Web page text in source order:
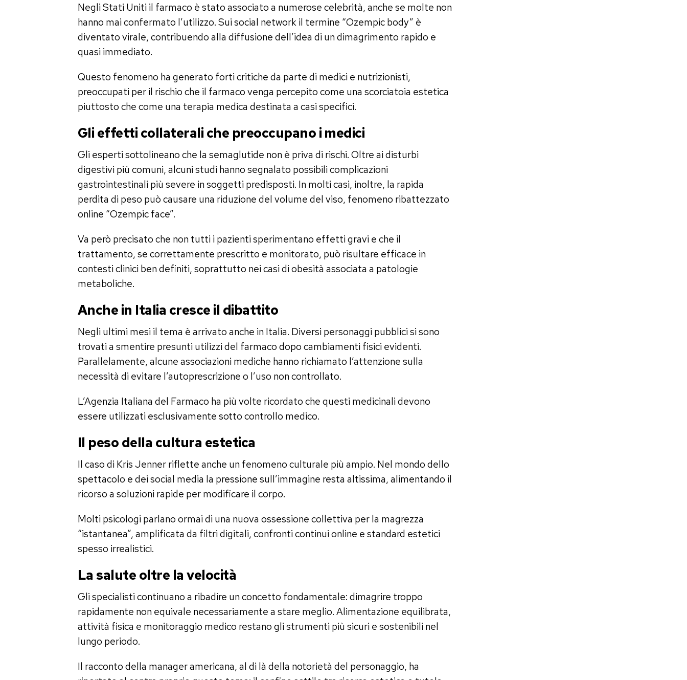
Negli Stati Uniti il farmaco è stato associato a numerose celebrità, anche se molte non
hanno mai confermato l’utilizzo. Sui social network il termine “Ozempic body” è
diventato virale, contribuendo alla diffusione dell’idea di un dimagrimento rapido e
quasi immediato.
Questo fenomeno ha generato forti critiche da parte di medici e nutrizionisti,
preoccupati per il rischio che il farmaco venga percepito come una scorciatoia estetica
piuttosto che come una terapia medica destinata a casi specifici.
Gli effetti collaterali che preoccupano i medici
Gli esperti sottolineano che la semaglutide non è priva di rischi. Oltre ai disturbi
digestivi più comuni, alcuni studi hanno segnalato possibili complicazioni
gastrointestinali più severe in soggetti predisposti. In molti casi, inoltre, la rapida
perdita di peso può causare una riduzione del volume del viso, fenomeno ribattezzato
online “Ozempic face”.
Va però precisato che non tutti i pazienti sperimentano effetti gravi e che il
trattamento, se correttamente prescritto e monitorato, può risultare efficace in
contesti clinici ben definiti, soprattutto nei casi di obesità associata a patologie
metaboliche.
Anche in Italia cresce il dibattito
Negli ultimi mesi il tema è arrivato anche in Italia. Diversi personaggi pubblici si sono
trovati a smentire presunti utilizzi del farmaco dopo cambiamenti fisici evidenti.
Parallelamente, alcune associazioni mediche hanno richiamato l’attenzione sulla
necessità di evitare l’autoprescrizione o l’uso non controllato.
L’Agenzia Italiana del Farmaco ha più volte ricordato che questi medicinali devono
essere utilizzati esclusivamente sotto controllo medico.
Il peso della cultura estetica
Il caso di Kris Jenner riflette anche un fenomeno culturale più ampio. Nel mondo dello
spettacolo e dei social media la pressione sull’immagine resta altissima, alimentando il
ricorso a soluzioni rapide per modificare il corpo.
Molti psicologi parlano ormai di una nuova ossessione collettiva per la magrezza
“istantanea”, amplificata da filtri digitali, confronti continui online e standard estetici
spesso irrealistici.
La salute oltre la velocità
Gli specialisti continuano a ribadire un concetto fondamentale: dimagrire troppo
rapidamente non equivale necessariamente a stare meglio. Alimentazione equilibrata,
attività fisica e monitoraggio medico restano gli strumenti più sicuri e sostenibili nel
lungo periodo.
Il racconto della manager americana, al di là della notorietà del personaggio, ha